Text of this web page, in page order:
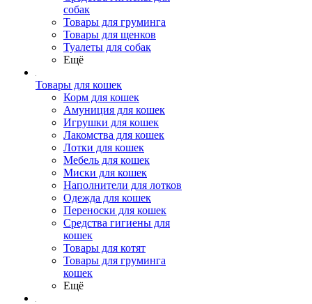
собак
Товары для груминга
Товары для щенков
Туалеты для собак
Ещё
Товары для кошек
Корм для кошек
Амуниция для кошек
Игрушки для кошек
Лакомства для кошек
Лотки для кошек
Мебель для кошек
Миски для кошек
Наполнители для лотков
Одежда для кошек
Переноски для кошек
Средства гигиены для
кошек
Товары для котят
Товары для груминга
кошек
Ещё